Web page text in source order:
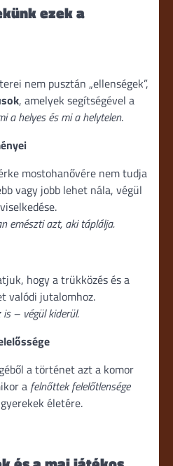
ezek a
nem pusztán „ellenségek”,
, amelyek segítségével a
a helyes és mi a helytelen.
mostohanővére nem tudja
vagy jobb lehet nála, végül
emészti azt, aki táplálja.
hogy a trükközés és a
valódi jutalomhoz.
– végül kiderül.
a történet azt a komor
a felnőttek felelőtlensége
életére.